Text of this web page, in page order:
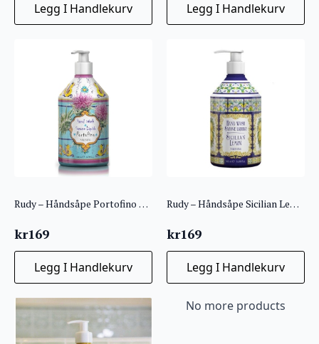
Legg I Handlekurv Legg I Handlekurv
Rudy – Håndsåpe Portofino 500ml
kr169
Legg I Handlekurv
Rudy – Håndsåpe Sicilian Lemon 500 ml
kr169
Legg I Handlekurv
No more products